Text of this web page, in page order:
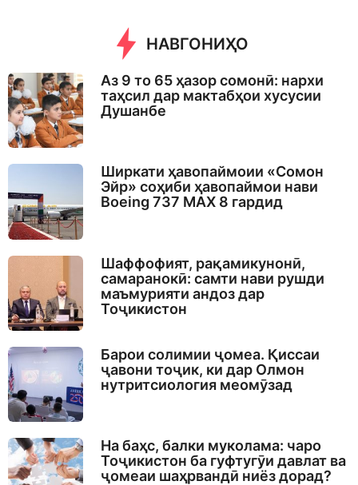
o
НАВГОНИҲО
Аз 9 то 65 ҳазор сомонӣ: нархи
таҳсил дар мактабҳои хусусии
Душанбе
Ширкати ҳавопаймоии «Сомон
Эйр» соҳиби ҳавопаймои нави
Boeing 737 MAX 8 гардид
Шаффофият, рақамикунонӣ,
самаранокӣ: самти нави рушди
маъмурияти андоз дар
Тоҷикистон
Барои солимии ҷомеа. Қиссаи
ҷавони тоҷик, ки дар Олмон
нутритсиология меомӯзад
На баҳс, балки муколама: чаро
Тоҷикистон ба гуфтугӯи давлат ва
ҷомеаи шаҳрвандӣ ниёз дорад?